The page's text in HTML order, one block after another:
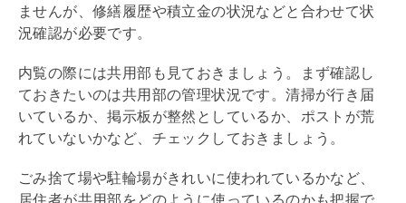
ませんが、修繕履歴や積立金の状況などと合わせて状
況確認が必要です。
内覧の際には共用部も見ておきましょう。まず確認し
ておきたいのは共用部の管理状況です。清掃が行き届
いているか、掲示板が整然としているか、ポストが荒
れていないかなど、チェックしておきましょう。
ごみ捨て場や駐輪場がきれいに使われているかなど、
居住者が共用部をどのように使っているのかも把握で